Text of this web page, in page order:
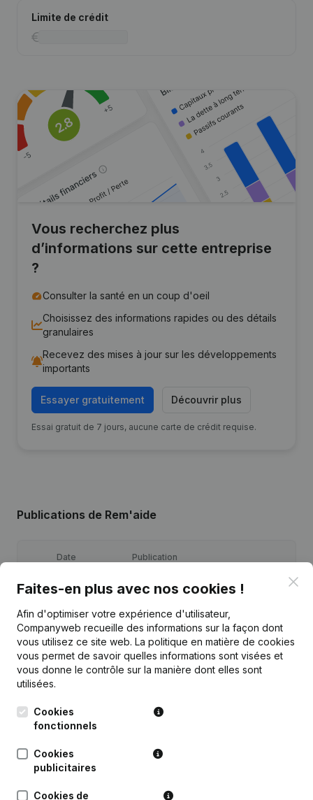
Limite de crédit
Vous recherchez plus
d’informations sur cette entreprise
?
Consulter la santé en un coup d'oeil
Choisissez des informations rapides ou des détails
granulaires
Recevez des mises à jour sur les développements
importants
Essayer gratuitement Découvrir plus
Essai gratuit de 7 jours, aucune carte de crédit requise.
Publications de Rem'aide
Date Publication
11-01-2024
Statuts (Traduction, Coordination,
29-07-2021 Siège Social
12-10-2020 Siège Social
09-11-2017
Siège Social - But - Demissions,
Nominations
10-01-2013
Rubrique Constitution (Nouvelle
Personne Morale, Ouverture
Faites-en plus avec nos cookies !
Afin d'optimiser votre expérience d'utilisateur,
Companyweb recueille des informations sur la façon dont
vous utilisez ce site web. La politique en matière de cookies
vous permet de savoir quelles informations sont visées et
vous donne le contrôle sur la manière dont elles sont
utilisées.
Cookies
fonctionnels
Cookies
publicitaires
Cookies de